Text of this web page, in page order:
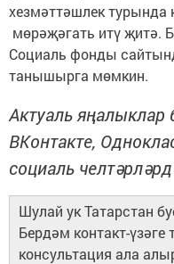
хезмәттәшлек турында
мөрәҗәгать итү җитә.
Социаль фонды
танышырга мөмкин.
Актуаль яңалыклар
ВКонтакте,
социаль
Шулай ук Татарстан
Бердәм контакт-үзәге
консультация ала